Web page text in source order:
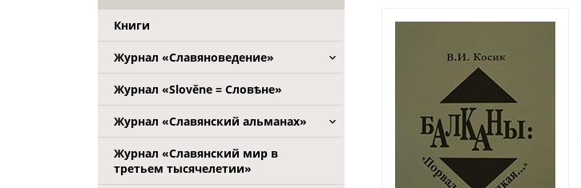
Книги
Журнал «Славяноведение»
Журнал «Slověne = Словѣне»
Журнал «Славянский альманах»
Журнал «Славянский мир в
третьем тысячелетии»